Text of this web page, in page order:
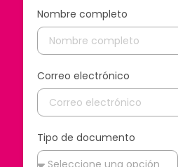
Nombre completo
Correo electrónico
Tipo de documento